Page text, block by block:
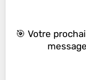
🎯 Votre